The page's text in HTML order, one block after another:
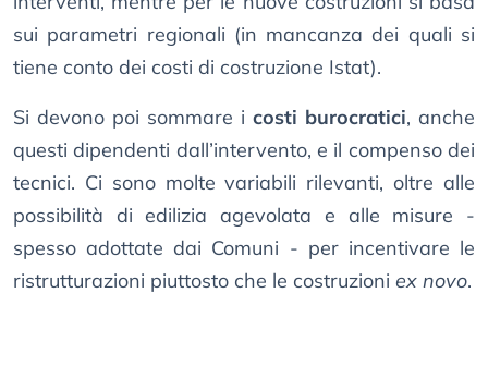
sui parametri regionali (in mancanza dei quali si
tiene conto dei costi di costruzione Istat).
Si devono poi sommare i costi burocratici, anche
questi dipendenti dall’intervento, e il compenso dei
tecnici. Ci sono molte variabili rilevanti, oltre alle
possibilità di edilizia agevolata e alle misure -
spesso adottate dai Comuni - per incentivare le
ristrutturazioni piuttosto che le costruzioni ex novo.